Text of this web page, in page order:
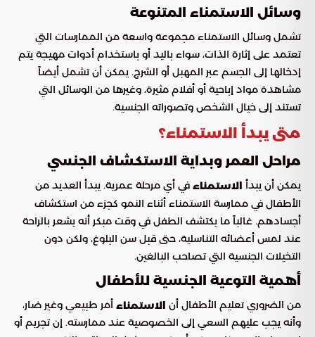
وسائل الاستمناء المتنوعة
تشمل وسائل الاستمناء مجموعة واسعة من الممارسات التي
تعتمد على إثارة الذات، سواء باليد أو باستخدام أدوات مهيجة يتم
إدخالها إلى الجسم عبر المهبل أو الشرج. يمكن أن تشمل أيضاً
مشاهدة مواد إباحية أو أفلام مثيرة، وغيرها من الوسائل التي
تستند إلى خيال الشخص وتصوراته الجنسية.
متى يبدأ الاستمناء؟
مراحل العمر وبداية الاستكشاف الجنسي
يمكن أن يبدأ الاستمناء في أي مرحلة عمرية. يبدأ العديد من
الأطفال في ممارسة الاستمناء أثناء النمو كجزء من استكشاف
أجسادهم. غالباً ما يكتشف الطفل في وقت مبكر أنه يشعر بالراحة
عند لمس أعضائه التناسلية، حتى قبل سن البلوغ، ولكن دون
التخيلات الجنسية التي تصاحب البالغين.
أهمية التوعية الجنسية للأطفال
من الضروري تعليم الأطفال أن الاستمناء أمر طبيعي وغير ضار،
وأنه يجب عليهم السعي إلى الخصوصية عند ممارسته. إن تجريم أو